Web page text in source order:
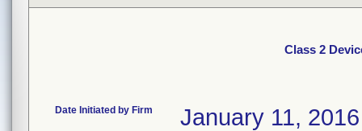
Class 2
Date Initiated by Firm January 11, 2016